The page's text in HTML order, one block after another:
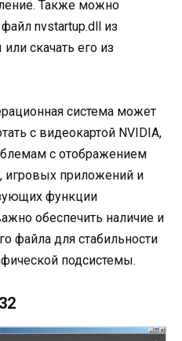
Также можно
nvstartup.dll из
скачать его из
система может
с видеокартой NVIDIA,
с отображением
игровых приложений и
функции
обеспечить наличие и
файла для стабильности
подсистемы.